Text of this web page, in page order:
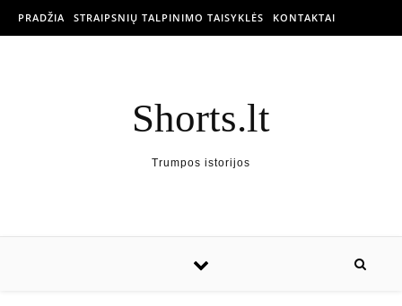
PRADŽIA STRAIPSNIŲ TALPINIMO TAISYKLĖS KONTAKTAI
Shorts.lt
Trumpos istorijos